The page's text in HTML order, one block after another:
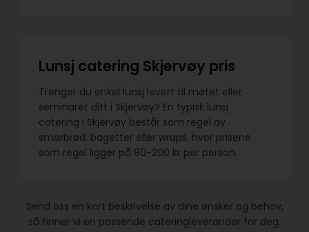
Lunsj catering Skjervøy pris
Trenger du enkel lunsj levert til møtet eller
seminaret ditt i Skjervøy? En typisk lunsj
catering i Skjervøy består som regel av
smørbrød, bagetter eller wraps, hvor prisene
som regel ligger på 80-200 kr per person.
Send oss en kort beskrivelse av dine ønsker og behov,
så finner vi en passende cateringleverandør for deg.